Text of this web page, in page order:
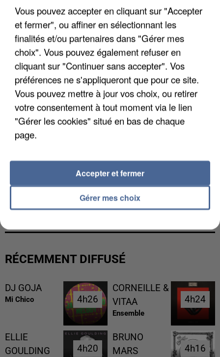
APRÈS TOUTES CES CANICULES, LES REFUGES
DE FAUNE SAUVAGE SONT...
L’UN DES FONDATEURS SUPPOSÉS DE LA DZ
MAFIA INTERPELLÉ EN ALGÉRIE
RÉCEMMENT DIFFUSÉ
DJ GOJA
Mi Chico 4h26
4h26
CORNEILLE &
VITAA
Ensemble
4h24
4h24
ELLIE
GOULDING
4h20
4h20
BRUNO
MARS
4h16
4h16
Vous pouvez accepter en cliquant sur "Accepter
et fermer", ou affiner en sélectionnant les
finalités et/ou partenaires dans "Gérer mes
choix". Vous pouvez également refuser en
cliquant sur "Continuer sans accepter". Vos
préférences ne s'appliqueront que pour ce site.
Vous pouvez mettre à jour vos choix, ou retirer
votre consentement à tout moment via le lien
"Gérer les cookies" situé en bas de chaque
page.
Gérer mes choix
Accepter et fermer